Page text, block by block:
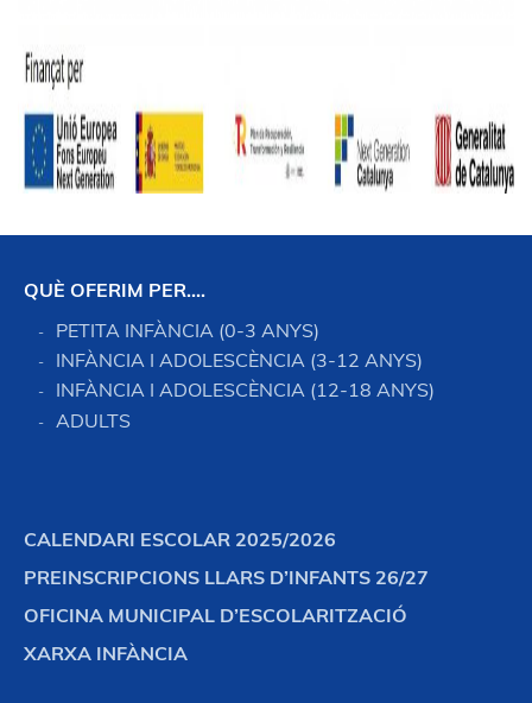
QUÈ OFERIM PER….
PETITA INFÀNCIA (0-3 ANYS)
INFÀNCIA I ADOLESCÈNCIA (3-12 ANYS)
INFÀNCIA I ADOLESCÈNCIA (12-18 ANYS)
ADULTS
CALENDARI ESCOLAR 2025/2026
PREINSCRIPCIONS LLARS D’INFANTS 26/27
OFICINA MUNICIPAL D’ESCOLARITZACIÓ
XARXA INFÀNCIA